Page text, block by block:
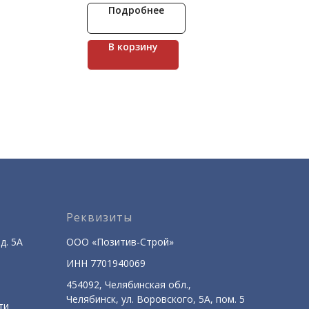
разного
натурального кирпича, которая
для внешней облицовки
зданий.Благодаря неповторимой
декоративный камень Лондон Брик II
Подробнее
В корзину
5А
Реквизиты
ООО «Позитив-Строй»
ИНН 7701940069
454092, Челябинская обл.,
Челябинск, ул. Воровского, 5А, пом. 5